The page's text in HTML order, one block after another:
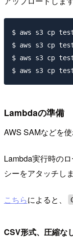
$ aws s3 cp
$ aws s3 cp
$ aws s3 cp
Lambdaの準備
AWS SAMなどを
Lambda実行時の
シーをアタッチしま
こちらによると、
CSV形式、圧縮な